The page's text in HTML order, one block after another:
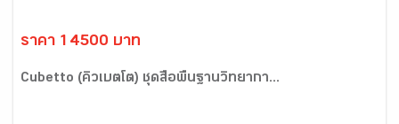
ราคา 14500 บาท
Cubetto (คิวเบตโต) ชุดสื่อพื้นฐานวิทยากา...